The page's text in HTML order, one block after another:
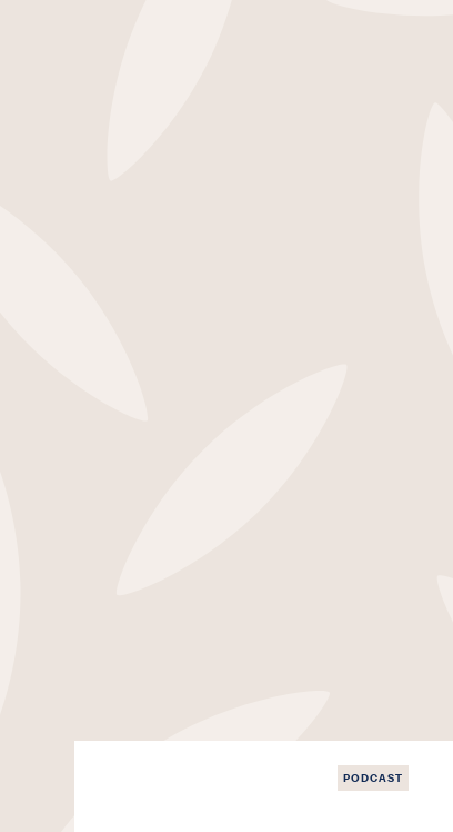
PODCAST